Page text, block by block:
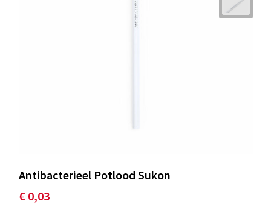
Antibacterieel Potlood Sukon
€ 0,03